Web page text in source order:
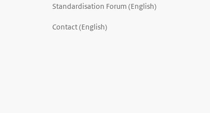
Standardisation Forum (English)
Contact (English)